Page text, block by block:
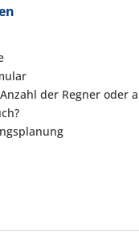
der Regner oder